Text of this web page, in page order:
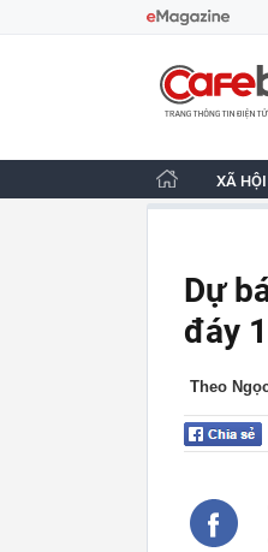
CafeBiz -
XÃ HỘI
Dự
đáy
Theo